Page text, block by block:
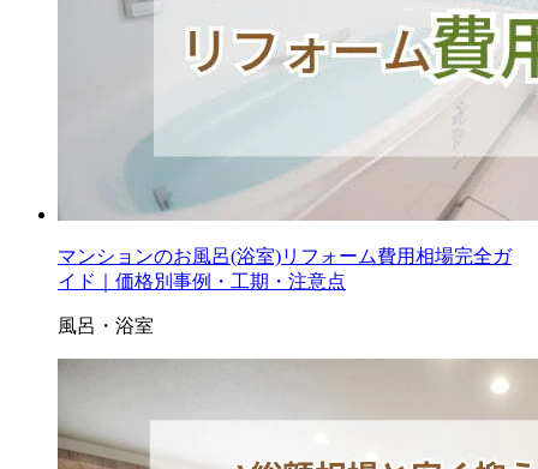
マンションのお風呂(浴室)リフォーム費用相場完全ガ
イド｜価格別事例・工期・注意点
風呂・浴室